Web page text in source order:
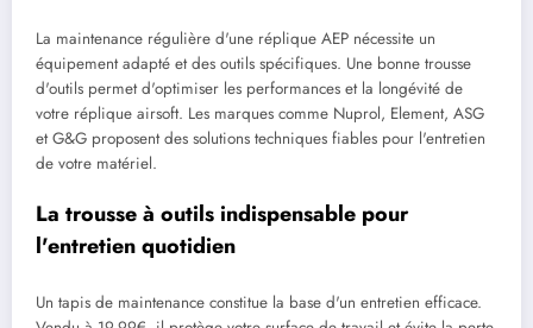
La maintenance régulière d'une réplique AEP nécessite un
équipement adapté et des outils spécifiques. Une bonne trousse
d'outils permet d'optimiser les performances et la longévité de
votre réplique airsoft. Les marques comme Nuprol, Element, ASG
et G&G proposent des solutions techniques fiables pour l'entretien
de votre matériel.
La trousse à outils indispensable pour
l'entretien quotidien
Un tapis de maintenance constitue la base d'un entretien efficace.